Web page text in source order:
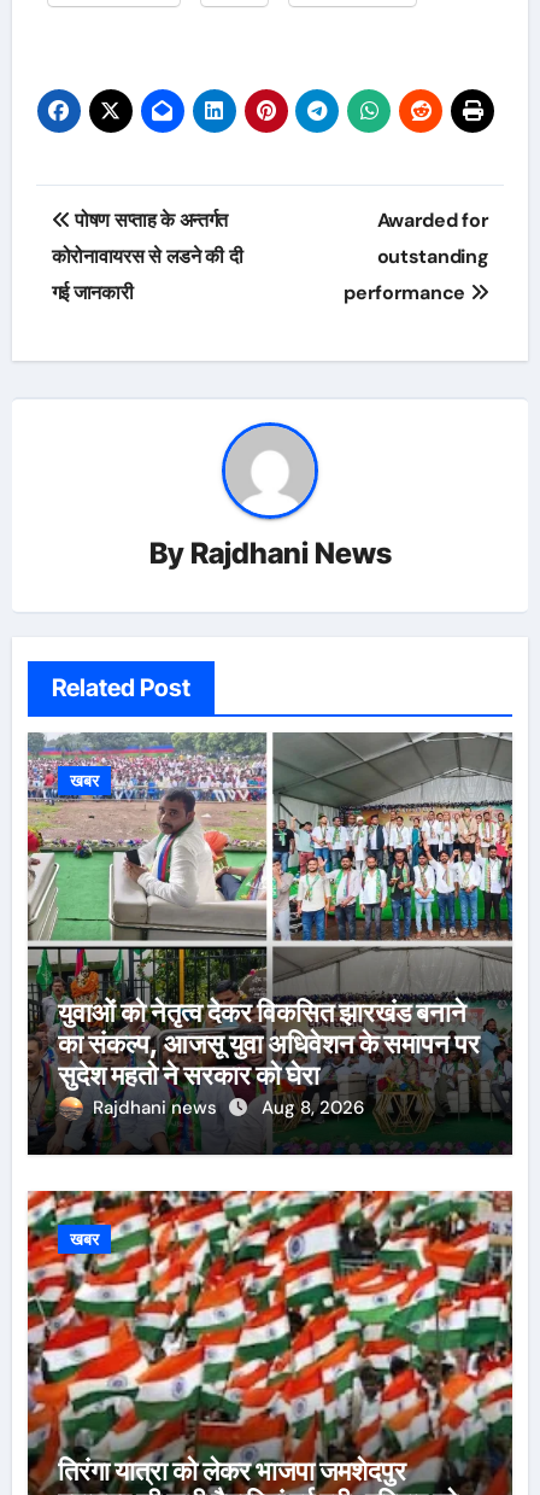
Post
navigation
पोषण सप्ताह के अन्तर्गत
कोरोनावायरस से लडने की दी
गई जानकारी
Awarded for
outstanding
performance
By Rajdhani News
Related Post
खबर
युवाओं को नेतृत्व देकर विकसित झारखंड बनाने
का संकल्प, आजसू युवा अधिवेशन के समापन पर
सुदेश महतो ने सरकार को घेरा
Rajdhani news Aug 8, 2026
खबर
तिरंगा यात्रा को लेकर भाजपा जमशेदपुर